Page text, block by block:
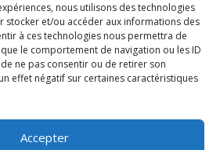
nous utilisons des technologies
stocker et/ou accéder aux informations des
à ces technologies nous permettra de
le comportement de navigation ou les ID
ne pas consentir ou de retirer son
effet négatif sur certaines caractéristiques
Accepter
S'abonner